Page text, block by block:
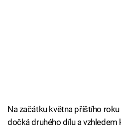
Na začátku května příštího
dočká druhého dílu a vzhledem